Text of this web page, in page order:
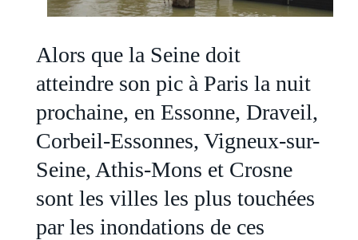
Alors que la Seine doit
atteindre son pic à Paris la nuit
prochaine, en Essonne, Draveil,
Corbeil-Essonnes, Vigneux-sur-
Seine, Athis-Mons et Crosne
sont les villes les plus touchées
par les inondations de ces